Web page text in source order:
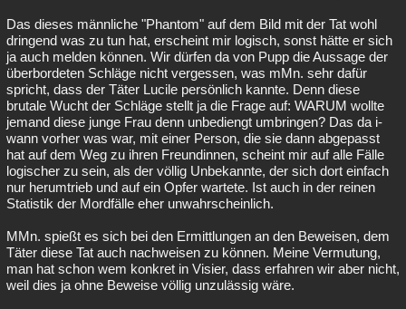
Das dieses männliche "Phantom" auf dem Bild mit der Tat wohl
dringend was zu tun hat, erscheint mir logisch, sonst hätte er sich
ja auch melden können. Wir dürfen da von Pupp die Aussage der
überbordeten Schläge nicht vergessen, was mMn. sehr dafür
spricht, dass der Täter Lucile persönlich kannte. Denn diese
brutale Wucht der Schläge stellt ja die Frage auf: WARUM wollte
jemand diese junge Frau denn unbediengt umbringen? Das da i-
wann vorher was war, mit einer Person, die sie dann abgepasst
hat auf dem Weg zu ihren Freundinnen, scheint mir auf alle Fälle
logischer zu sein, als der völlig Unbekannte, der sich dort einfach
nur herumtrieb und auf ein Opfer wartete. Ist auch in der reinen
Statistik der Mordfälle eher unwahrscheinlich.
MMn. spießt es sich bei den Ermittlungen an den Beweisen, dem
Täter diese Tat auch nachweisen zu können. Meine Vermutung,
man hat schon wem konkret in Visier, dass erfahren wir aber nicht,
weil dies ja ohne Beweise völlig unzulässig wäre.